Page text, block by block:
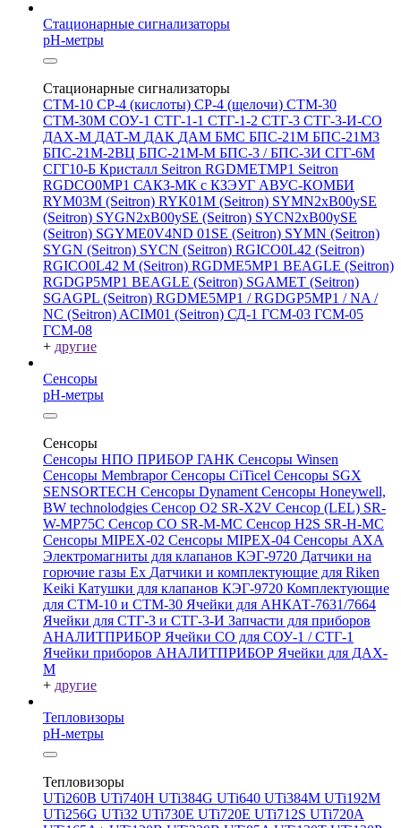
Стационарные сигнализаторы
pH-метры
Стационарные сигнализаторы
СТМ-10 СР-4 (кислоты) СР-4 (щелочи) СТМ-30
СТМ-30М СОУ-1 СТГ-1-1 СТГ-1-2 СТГ-3 СТГ-3-И-CO
ДАХ-М ДАТ-М ДАК ДАМ БМС БПС-21М БПС-21М3
БПС-21М-2ВЦ БПС-21М-М БПС-3 / БПС-3И СГГ-6М
СГГ10-Б Кристалл Seitron RGDMETMP1 Seitron
RGDCO0MP1 САКЗ-МК с КЗЭУГ АВУС-КОМБИ
RYM03M (Seitron) RYK01M (Seitron) SYMN2хB00ySE
(Seitron) SYGN2xB00ySE (Seitron) SYCN2xB00ySE
(Seitron) SGYME0V4ND 01SE (Seitron) SYMN (Seitron)
SYGN (Seitron) SYCN (Seitron) RGICO0L42 (Seitron)
RGICO0L42 M (Seitron) RGDME5MP1 BEAGLE (Seitron)
RGDGP5MP1 BEAGLE (Seitron) SGAMET (Seitron)
SGAGPL (Seitron) RGDME5MP1 / RGDGP5MP1 / NA /
NC (Seitron) ACIM01 (Seitron) СД-1 ГСМ-03 ГСМ-05
ГСМ-08
+ другие
Сенсоры
pH-метры
Сенсоры
Сенсоры НПО ПРИБОР ГАНК Сенсоры Winsen
Сенсоры MembraporСенсоры CiTicel Сенсоры SGX
SENSORTECH Сенсоры Dynament Сенсоры Honeywell,
BW technolodgies Сенсор O2 SR-X2V Сенсор (LEL) SR-
W-MP75C Сенсор CO SR-M-MC Сенсор H2S SR-H-MC
Сенсоры MIPEX-02 Сенсоры MIPEX-04 Сенсоры АХА
Электромагниты для клапанов КЭГ-9720 Датчики на
горючие газы Ex Датчики и комплектующие для Riken
Keiki Катушки для клапанов КЭГ-9720 Комплектующие
для СТМ-10 и СТМ-30 Ячейки для АНКАТ-7631/7664
Ячейки для СТГ-3 и СТГ-3-И Запчасти для приборов
АНАЛИТПРИБОР Ячейки CO для СОУ-1 / СТГ-1
Ячейки приборов АНАЛИТПРИБОР Ячейки для ДАХ-
М
+ другие
Тепловизоры
pH-метры
Тепловизоры
UTi260В UTi740H UTi384G UTi640 UTi384M UTi192M
UTi256G UTi32 UTi730E UTi720E UTi712S UTi720A